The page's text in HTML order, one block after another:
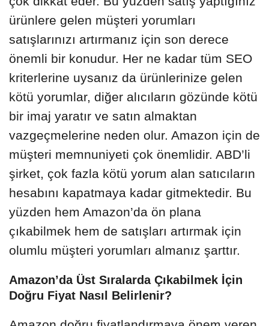
ürünlere gelen müşteri yorumları
satışlarınızı artırmanız için son derece
önemli bir konudur. Her ne kadar tüm SEO
kriterlerine uysanız da ürünlerinize gelen
kötü yorumlar, diğer alıcıların gözünde kötü
bir imaj yaratır ve satın almaktan
vazgeçmelerine neden olur. Amazon için de
müşteri memnuniyeti çok önemlidir. ABD’li
şirket, çok fazla kötü yorum alan satıcıların
hesabını kapatmaya kadar gitmektedir. Bu
yüzden hem Amazon’da ön plana
çıkabilmek hem de satışları artırmak için
olumlu müşteri yorumları almanız şarttır.
Amazon’da Üst Sıralarda Çıkabilmek İçin
Doğru Fiyat Nasıl Belirlenir?